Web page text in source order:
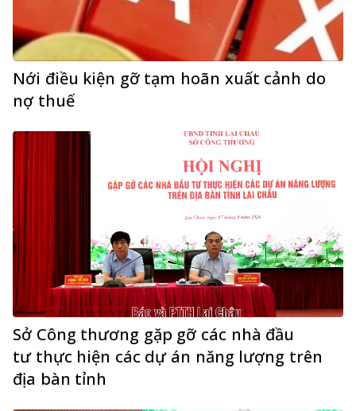
Nới điều kiện gỡ tạm hoãn xuất cảnh do
nợ thuế
Sở Công thương gặp gỡ các nhà đầu
tư thực hiện các dự án năng lượng trên
địa bàn tỉnh